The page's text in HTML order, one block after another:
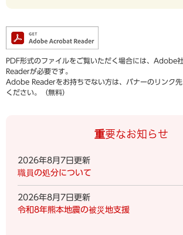
PDF形式のファイルをご覧いただく場合には、Adobe
Readerが必要です。
Adobe Readerをお持ちでない方は、バナーのリンク
ください。（無料）
重要なお知らせ
2026年8月7日更新
職員の処分について
2026年8月7日更新
令和8年熊本地震の被災地支援